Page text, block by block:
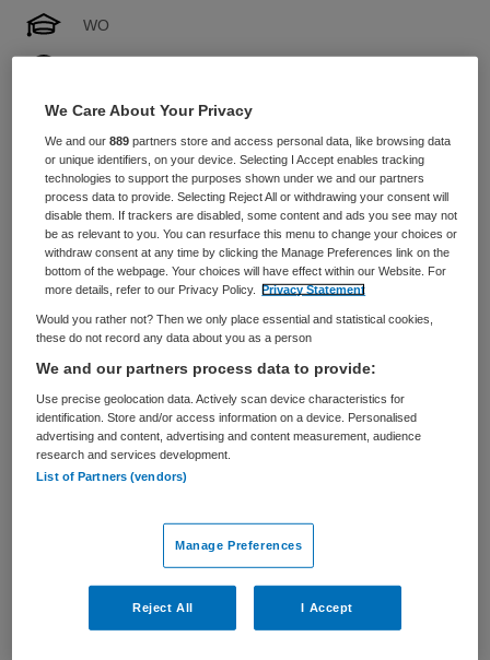
WO
Tijdelijk met uitzicht op vast
Bouw mee aan een veilige samenleving Stichting Civil
Care is het expertisecentrum voor Gefaseerd
Samenwerken voor Veiligheid (GSV) & TOP-3. Civil Care
ondersteunt regio’s, gemeenten, organisaties en
professionals – van beleid tot praktijk – bij het stoppen
van onveilig gedrag...
Clustermanager specialistisch
Martini Ziekenhuis,Groningen
We Care About Your Privacy
We and our889 partners store and access personal data, like browsing data
or unique identifiers, on your device. Selecting I Accept enables tracking
technologies to support the purposes shown under we and our partners
process data to provide. Selecting Reject All or withdrawing your consent will
disable them. If trackers are disabled, some content and ads you see may not
be as relevant to you. You can resurface this menu to change your choices or
withdraw consent at any time by clicking the Manage Preferences link on the
bottom of the webpage. Your choices will have effect within our Website. For
more details, refer to our Privacy Policy.
Privacy Statement
Would you rather not? Then we only place essential and statistical cookies,
these do not record any data about you as a person
We and our partners process data to provide:
Use precise geolocation data. Actively scan device characteristics for
identification. Store and/or access information on a device. Personalised
advertising and content, advertising and content measurement, audience
research and services development.
List of Partners (vendors)
Manage Preferences
Reject All I Accept